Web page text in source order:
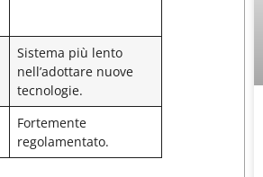
Sistema più lento
nell’adottare nuove
tecnologie.
Fortemente
regolamentato.